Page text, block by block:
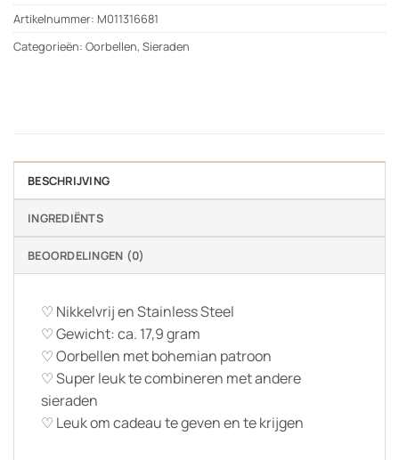
Artikelnummer: M011316681
Categorieën: Oorbellen, Sieraden
BESCHRIJVING
INGREDIËNTS
BEOORDELINGEN (0)
♡ Nikkelvrij en Stainless Steel
♡ Gewicht: ca. 17,9 gram
♡ Oorbellen met bohemian patroon
♡ Super leuk te combineren met andere
sieraden
♡ Leuk om cadeau te geven en te krijgen